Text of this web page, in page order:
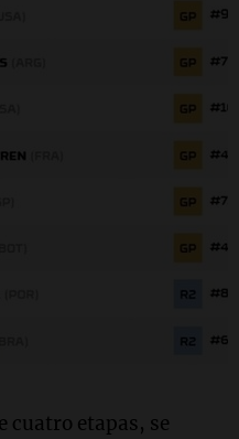
cuatro etapas, se